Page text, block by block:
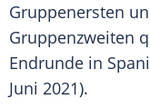
Gruppenersten
Gruppenzweiten
Endrunde in
Juni 2021).